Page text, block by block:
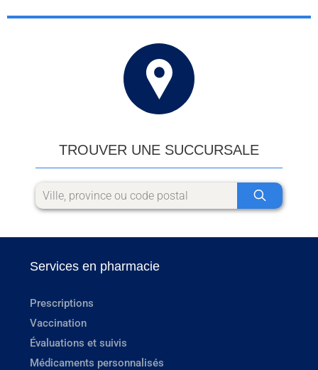
TROUVER UNE SUCCURSALE
Services en pharmacie
Prescriptions
Vaccination
Évaluations et suivis
Médicaments personnalisés